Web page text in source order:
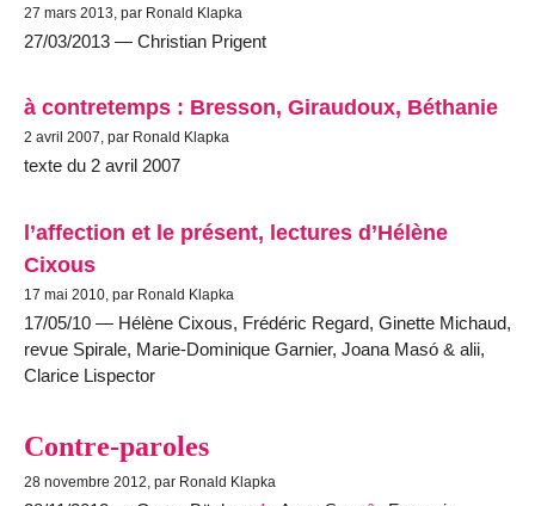
27 mars 2013, par Ronald Klapka
27/03/2013 — Christian Prigent
à contretemps : Bresson, Giraudoux, Béthanie
2 avril 2007, par Ronald Klapka
texte du 2 avril 2007
l’affection et le présent, lectures d’Hélène
Cixous
17 mai 2010, par Ronald Klapka
17/05/10 — Hélène Cixous, Frédéric Regard, Ginette Michaud,
revue Spirale, Marie-Dominique Garnier, Joana Masó & alii,
Clarice Lispector
Contre-paroles
28 novembre 2012, par Ronald Klapka